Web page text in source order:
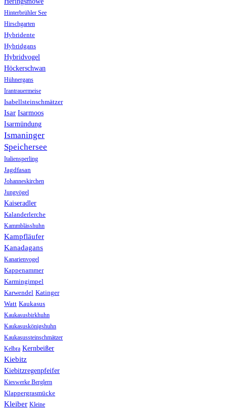
Hinterbrühler See
Hirschgarten
Hybridente
Hybridgans
Hybridvogel
Höckerschwan
Hühnergans
Irantrauermeise
Isabellsteinschmätzer
Isar Isarmoos
Isarmündung
Ismaninger
Speichersee
Italiensperling
Jagdfasan
Johanneskirchen
Jungvögel
Kaiseradler
Kalanderlerche
Kammblässhuhn
Kampfläufer
Kanadagans
Kanarienvogel
Kappenammer
Karmingimpel
Karwendel Katinger
Watt Kaukasus
Kaukasusbirkhuhn
Kaukasuskönigshuhn
Kaukasussteinschmätzer
Kelbra Kernbeißer
Kiebitz
Kiebitzregenpfeifer
Kieswerke Berglern
Klappergrasmücke
Kleiber Kleine